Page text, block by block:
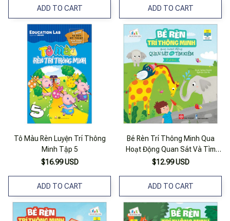
ADD TO CART ADD TO CART
Tô Màu Rèn Luyện Trí Thông
Minh Tập 5
$16.99 USD
ADD TO CART
Bé Rèn Trí Thông Minh Qua
Hoạt Động Quan Sát Và Tìm
Kiếm - Ở Sở Thú
$12.99 USD
ADD TO CART